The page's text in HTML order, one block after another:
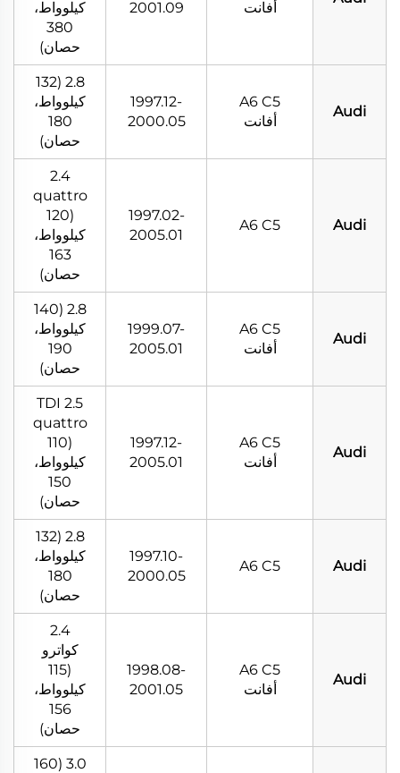
أفانت
2001.09
كيلوواط،
380
حصان)
Audi
A6 C5
أفانت
1997.12-
2000.05
2.8 (132
كيلوواط،
180
حصان)
Audi
A6 C5
1997.02-
2005.01
2.4
quattro
(120
كيلوواط،
163
حصان)
Audi
A6 C5
أفانت
1999.07-
2005.01
2.8 (140
كيلوواط،
190
حصان)
Audi
A6 C5
أفانت
1997.12-
2005.01
2.5 TDI
quattro
(110
كيلوواط،
150
حصان)
Audi
A6 C5
1997.10-
2000.05
2.8 (132
كيلوواط،
180
حصان)
Audi
A6 C5
أفانت
1998.08-
2001.05
2.4
كواترو
(115
كيلوواط،
156
حصان)
3.0 (160